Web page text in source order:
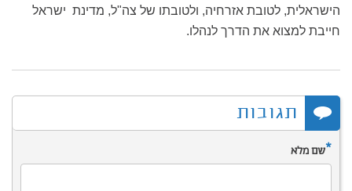
הישראלית, לטובת אזרחיה, ולטובתו של צה"ל, מדינת ישראל
חייבת למצוא את הדרך לנהלו.
תגובות
*שם מלא